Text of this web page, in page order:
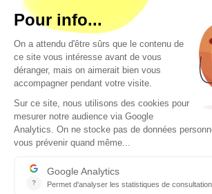
Copyright © 2026 - Tous droits réservés
Qui sommes-nous ?
Contact